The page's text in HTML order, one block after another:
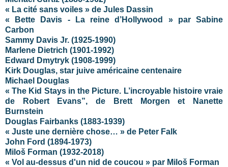
« La cité sans voiles » de Jules Dassin
« Bette Davis - La reine d’Hollywood » par Sabine
Carbon
Sammy Davis Jr. (1925-1990)
Marlene Dietrich (1901-1992)
Edward Dmytryk (1908-1999)
Kirk Douglas, star juive américaine centenaire
Michael Douglas
« The Kid Stays in the Picture. L’incroyable histoire vraie
de Robert Evans”, de Brett Morgen et Nanette
Burnstein
Douglas Fairbanks (1883-1939)
« Juste une dernière chose… » de Peter Falk
John Ford (1894-1973)
Miloš Forman (1932-2018)
« Vol au-dessus d'un nid de coucou » par Miloš Forman